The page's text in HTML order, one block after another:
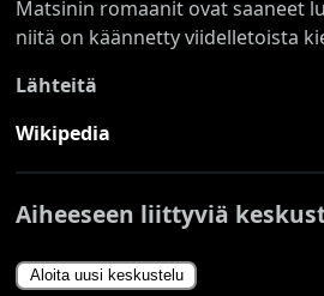
Matsinin romaanit ovat saaneet
niitä on käännetty viidelletoista
Lähteitä
Wikipedia
Aiheeseen liittyviä
Aloita uusi keskustelu